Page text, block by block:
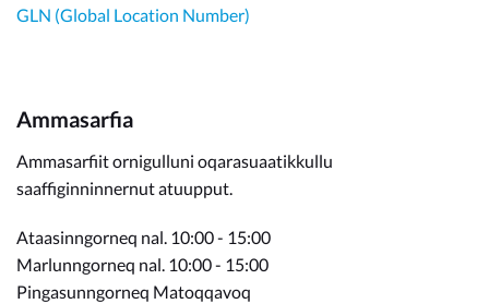
GLN (Global Location Number)
Ammasarfia
Ammasarfiit ornigulluni oqarasuaatikkullu
saaffiginninnernut atuupput.
Ataasinngorneq nal. 10:00 - 15:00
Marlunngorneq nal. 10:00 - 15:00
Pingasunngorneq Matoqqavoq